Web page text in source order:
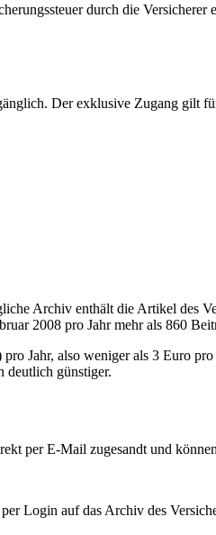
durch die
Der exklusive Zugang gilt
Archiv enthält die Artikel des
2008 pro Jahr mehr als 860
Jahr, also weniger als 3 Euro
deutlich günstiger.
per E-Mail zugesandt und
Login auf das Archiv des